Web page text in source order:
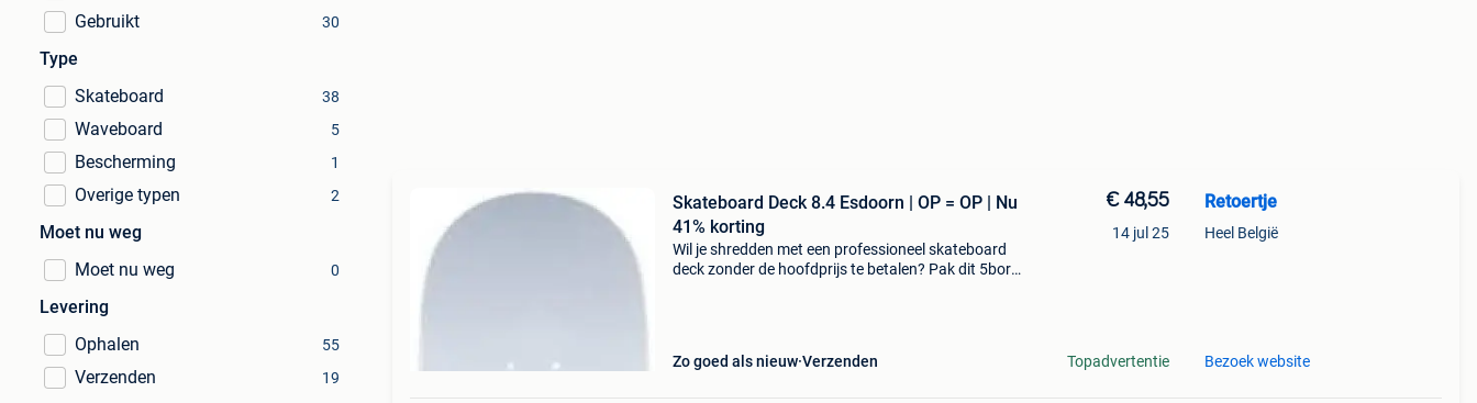
Gebruikt 30
Type
Skateboard
38
Waveboard 5
Bescherming 1
Overige typen 2
Moet nu weg
Moet nu weg
0
Levering
Ophalen
55
Verzenden 19
Skateboard Deck 8.4 Esdoorn | OP = OP | Nu
41% korting
Wil je shredden met een professioneel skateboard
deck zonder de hoofdprijs te betalen? Pak dit 5boro
Zo goed als nieuw Verzenden
€ 48,55
14 jul 25
Topadvertentie
Retoertje
Heel België
Bezoek website